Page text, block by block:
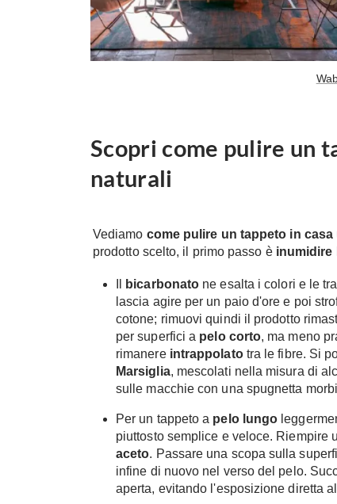
Scopri come pulire un
naturali
Vediamo come pulire un tappeto in casa
prodotto scelto, il primo passo è inumidire
bicarbonato ne esalta i colori e le
lascia agire per un paio d'ore e poi
cotone; rimuovi quindi il prodotto
per superfici a pelo corto, ma meno
rimanere intrappolatotra le fibre. Si
Marsiglia, mescolati nella misura di
sulle macchie con una spugnetta
Per un tappeto a pelo lungo
piuttosto semplice e veloce. Riempire
aceto. Passare una scopa sulla
infine di nuovo nel verso del pelo.
aperta, evitando l'esposizione diretta